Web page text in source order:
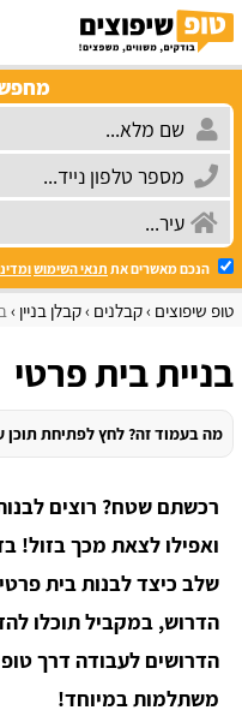
הנכם מאשרים את תנאי השימוש
טופ שיפוצים קבלנים קבלן בניין
בניית בית פרטי
מה בעמוד זה? לחץ לפתיחת תוכן
רכשתם שטח? רוצים
ואפילו לצאת מכך בזול!
שלב כיצד לבנות בית
הדרוש, במקביל תוכלו
הדרושים לעבודה דרך
משתלמות במיוחד!